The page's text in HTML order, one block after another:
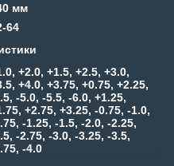
мм
64
+2.0, +1.5, +2.5, +3.0,
+4.0, +3.75, +0.75, +2.25,
-5.0, -5.5, -6.0, +1.25,
+2.75, +3.25, -0.75, -1.0,
-1.25, -1.5, -2.0, -2.25,
-2.75, -3.0, -3.25, -3.5,
-4.0